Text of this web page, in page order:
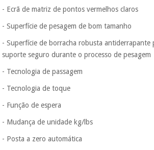
dados a
nem o
crédito
- Ecrã de matriz de pontos vermelhos claros
- Superfície de pesagem de bom tamanho
- Superfície de borracha robusta antiderrapante
suporte seguro durante o processo de pesagem
- Tecnologia de passagem
- Tecnologia de toque
- Função de espera
- Mudança de unidade kg/lbs
- Posta a zero automática